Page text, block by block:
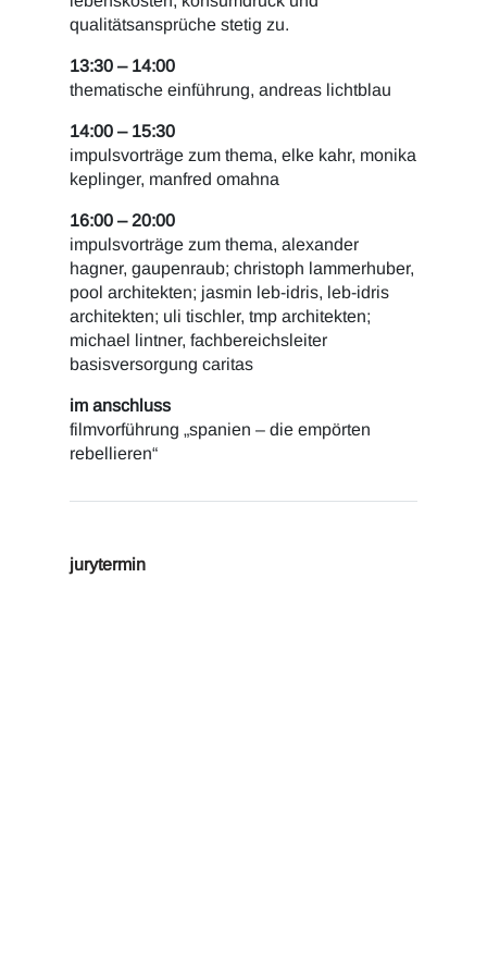
qualitätsansprüche stetig zu.
13:30 – 14:00
thematische einführung, andreas lichtblau
14:00 – 15:30
impulsvorträge zum thema, elke kahr, monika
keplinger, manfred omahna
16:00 – 20:00
impulsvorträge zum thema, alexander
hagner, gaupenraub; christoph lammerhuber,
pool architekten; jasmin leb-idris, leb-idris
architekten; uli tischler, tmp architekten;
michael lintner, fachbereichsleiter
basisversorgung caritas
im anschluss
filmvorführung „spanien – die empörten
rebellieren“
jurytermin